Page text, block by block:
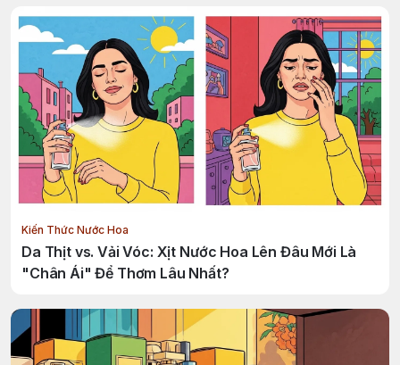
Kiến Thức Nước Hoa
Da Thịt vs. Vải Vóc: Xịt Nước Hoa Lên Đâu Mới Là
"Chân Ái" Để Thơm Lâu Nhất?